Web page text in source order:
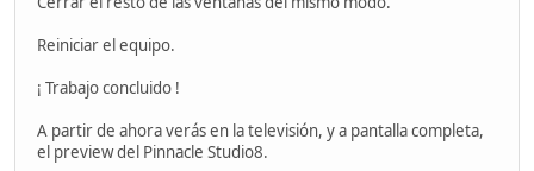
Reiniciar el equipo.
¡ Trabajo concluido !
A partir de ahora verás en la televisión, y a pantalla completa,
el preview del Pinnacle Studio8.